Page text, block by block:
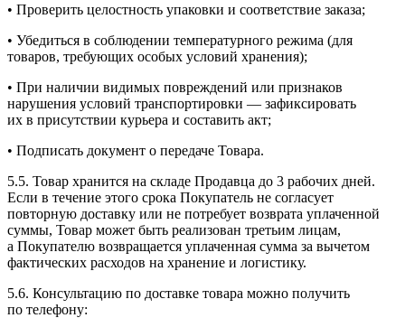
• Проверить целостность упаковки и соответствие заказа;
• Убедиться в соблюдении температурного режима (для
товаров, требующих особых условий хранения);
• При наличии видимых повреждений или признаков
нарушения условий транспортировки — зафиксировать
их в присутствии курьера и составить акт;
• Подписать документ о передаче Товара.
5.5. Товар хранится на складе Продавца до 3 рабочих дней.
Если в течение этого срока Покупатель не согласует
повторную доставку или не потребует возврата уплаченной
суммы, Товар может быть реализован третьим лицам,
а Покупателю возвращается уплаченная сумма за вычетом
фактических расходов на хранение и логистику.
5.6. Консультацию по доставке товара можно получить
по телефону: